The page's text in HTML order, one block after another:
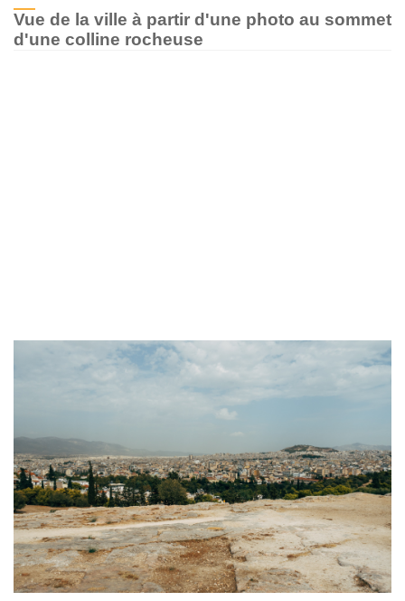
Vue de la ville à partir d'une photo au sommet
d'une colline rocheuse